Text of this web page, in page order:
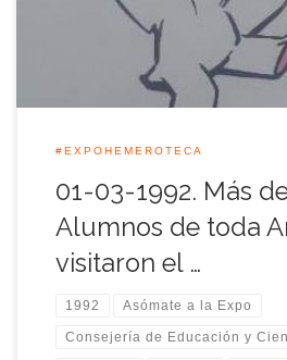
al recinto de la Exposición Universal
#EXPOHEMEROTECA
01-03-1992. Más
Alumnos de toda
visitaron el …
1992 Asómate a la Expo
Consejería de Educación y